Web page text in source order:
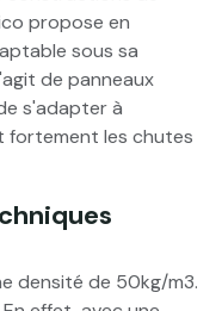
propose en
sous sa
de panneaux
s'adapter à
fortement les chutes
densité de 50kg/m3.